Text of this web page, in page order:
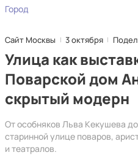
Город
Сайт Москвы 3 октября
Улица как
Поварской дом
скрытый модерн
От особняков Льва Кекушева
старинной улице поваров,
и театралов.